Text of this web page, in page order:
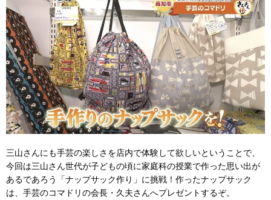
三山さんにも手芸の楽しさを店内で体験して欲しいということで、
今回は三山さん世代が子どもの頃に家庭科の授業で作った思い出が
あるであろう「ナップサック作り」に挑戦！作ったナップサック
は、手芸のコマドリの会長・久夫さんへプレゼントするぞ。